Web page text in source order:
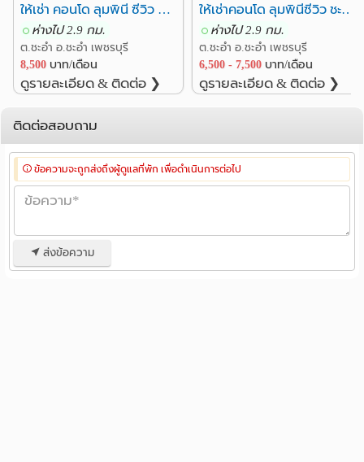
ให้เช่า คอนโด ลุมพินี ซีวิว ชะอำ (วิวทะเล)
ห่างไป 2.9 กม.
ต.ชะอำ อ.ชะอำ เพชรบุรี
8,500 บาท/เดือน
ดูรายละเอียด & ติดต่อ ❯
ให้เช่าคอนโด ลุมพินีซีวิว ชะอำ เพชรบุรี
ห่างไป 2.9 กม.
ต.ชะอำ อ.ชะอำ เพชรบุรี
6,500 - 7,500 บาท/เดือน
ดูรายละเอียด & ติดต่อ ❯
ติดต่อสอบถาม
ข้อความจะถูกส่งถึงผู้ดูแลที่พัก เพื่อดำเนินการต่อไป
ส่งข้อความ